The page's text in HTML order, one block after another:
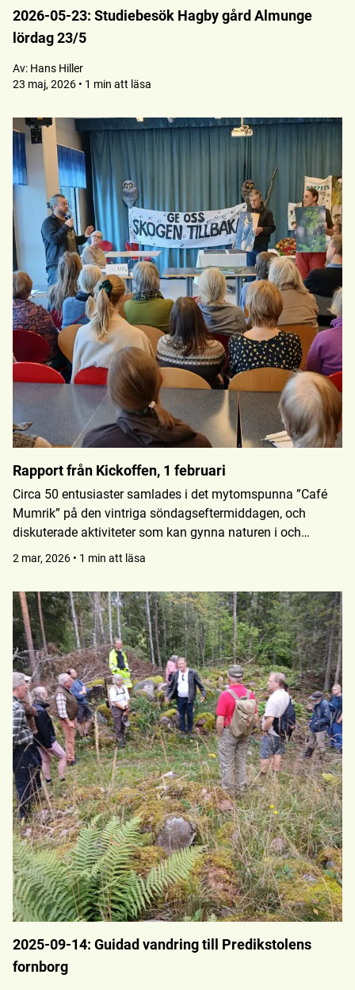
2026-05-23: Studiebesök Hagby gård Almunge
lördag 23/5
Av: Hans Hiller
23 maj, 2026 • 1 min att läsa
Rapport från Kickoffen, 1 februari
Circa 50 entusiaster samlades i det mytomspunna ”Café
Mumrik” på den vintriga söndagseftermiddagen, och
diskuterade aktiviteter som kan gynna naturen i och
omkring Uppsala. Intressanta presentationer följdes av
2 mar, 2026 • 1 min att läsa
2025-09-14: Guidad vandring till Predikstolens
fornborg